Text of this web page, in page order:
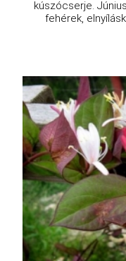
kúszócserje.
fehérek,